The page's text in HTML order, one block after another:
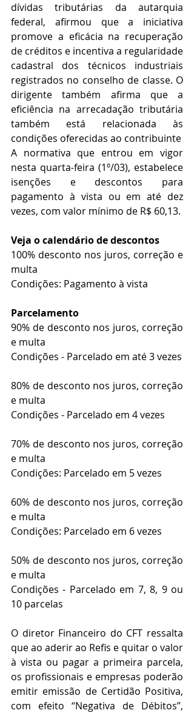
dívidas tributárias da autarquia
federal, afirmou que a iniciativa
promove a eficácia na recuperação
de créditos e incentiva a regularidade
cadastral dos técnicos industriais
registrados no conselho de classe. O
dirigente também afirma que a
eficiência na arrecadação tributária
também está relacionada às
A normativa que entrou em vigor
nesta quarta-feira (1º/03), estabelece
isenções e descontos para
pagamento à vista ou em até dez
vezes, com valor mínimo de R$ 60,13.
Veja o calendário de descontos
100% desconto nos juros, correção e
multa
Condições: Pagamento à vista
Parcelamento
90% de desconto nos juros, correção
e multa
Condições - Parcelado em até 3 vezes
80% de desconto nos juros, correção
e multa
Condições - Parcelado em 4 vezes
70% de desconto nos juros, correção
e multa
Condições: Parcelado em 5 vezes
60% de desconto nos juros, correção
e multa
Condições: Parcelado em 6 vezes
50% de desconto nos juros, correção
e multa
Condições - Parcelado em 7, 8, 9 ou
10 parcelas
O diretor Financeiro do CFT ressalta
que ao aderir ao Refis e quitar o valor
à vista ou pagar a primeira parcela,
os profissionais e empresas poderão
emitir emissão de Certidão Positiva,
com efeito “Negativa de Débitos”,